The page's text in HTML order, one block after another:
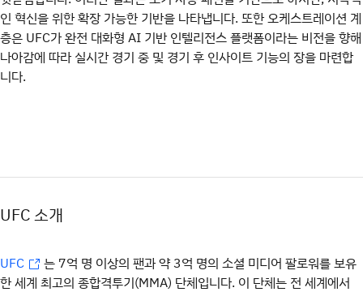
인 혁신을 위한 확장 가능한 기반을 나타냅니다. 또한 오케스트레이션 계
층은 UFC가 완전 대화형 AI 기반 인텔리전스 플랫폼이라는 비전을 향해
나아감에 따라 실시간 경기 중 및 경기 후 인사이트 기능의 장을 마련합
니다.
UFC 소개
UFC
는 7억 명 이상의 팬과 약 3억 명의 소셜 미디어 팔로워를 보유
한 세계 최고의 종합격투기(MMA) 단체입니다. 이 단체는 전 세계에서